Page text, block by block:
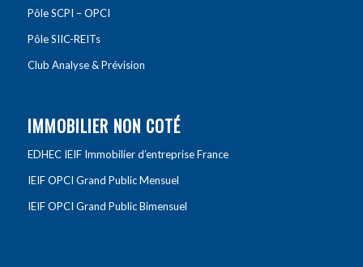
Pôle SCPI – OPCI
Pôle SIIC-REITs
Club Analyse & Prévision
IMMOBILIER NON COTÉ
EDHEC IEIF Immobilier d’entreprise France
IEIF OPCI Grand Public Mensuel
IEIF OPCI Grand Public Bimensuel